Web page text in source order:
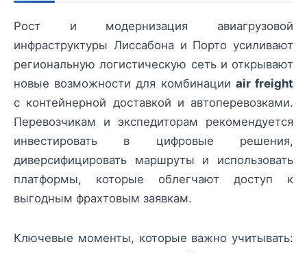
Рост и модернизация авиагрузовой
инфраструктуры Лиссабона и Порто усиливают
региональную логистическую сеть и открывают
новые возможности для комбинации air freight
с контейнерной доставкой и автоперевозками.
Перевозчикам и экспедиторам рекомендуется
инвестировать в цифровые решения,
диверсифицировать маршруты и использовать
платформы, которые облегчают доступ к
выгодным фрахтовым заявкам.
Ключевые моменты, которые важно учитывать: